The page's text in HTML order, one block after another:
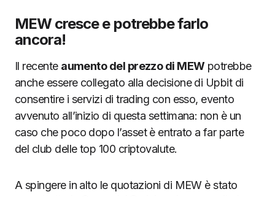
MEW cresce e potrebbe farlo
ancora!
Il recente aumento del prezzo di MEWpotrebbe
anche essere collegato alla decisione di Upbit di
consentire i servizi di trading con esso, evento
avvenuto all’inizio di questa settimana: non è un
caso che poco dopo l’asset è entrato a far parte
del club delle top 100 criptovalute.
A spingere in alto le quotazioni di MEW è stato